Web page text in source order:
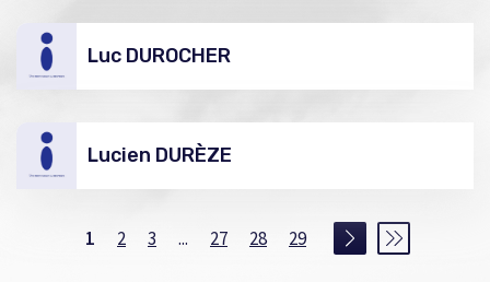
Luc DUROCHER
Lucien DURÈZE
1 2 3 ... 27 28 29